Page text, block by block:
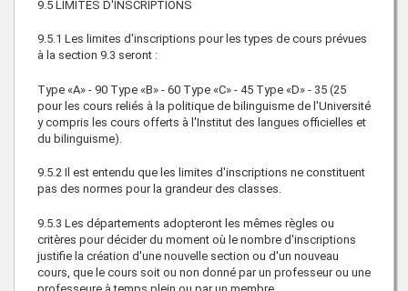
9.5 LIMITES D'INSCRIPTIONS
9.5.1 Les limites d'inscriptions pour les types de cours prévues
à la section 9.3 seront :
Type «A» - 90 Type «B» - 60 Type «C» - 45 Type «D» - 35 (25
pour les cours reliés à la politique de bilinguisme de l'Université
y compris les cours offerts à l'Institut des langues officielles et
du bilinguisme).
9.5.2 Il est entendu que les limites d'inscriptions ne constituent
pas des normes pour la grandeur des classes.
9.5.3 Les départements adopteront les mêmes règles ou
critères pour décider du moment où le nombre d'inscriptions
justifie la création d'une nouvelle section ou d'un nouveau
cours, que le cours soit ou non donné par un professeur ou une
professeure à temps plein ou par un membre.